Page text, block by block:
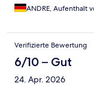
ANDRE, Aufenthalt
Verifizierte Bewertung
6/10 – Gut
24. Apr. 2026